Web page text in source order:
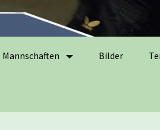
Inhalt
Mannschaften Bilder